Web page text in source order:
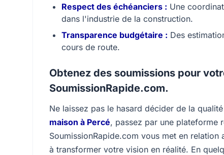
Respect des échéanciers : Une
dans l'industrie de la construction.
Transparence budgétaire : Des
cours de route.
Obtenez des soumissions pour
SoumissionRapide.com.
Ne laissez pas le hasard décider de la
maison à Percé, passez par une plateforme
SoumissionRapide.com vous met en
à transformer votre vision en réalité. En